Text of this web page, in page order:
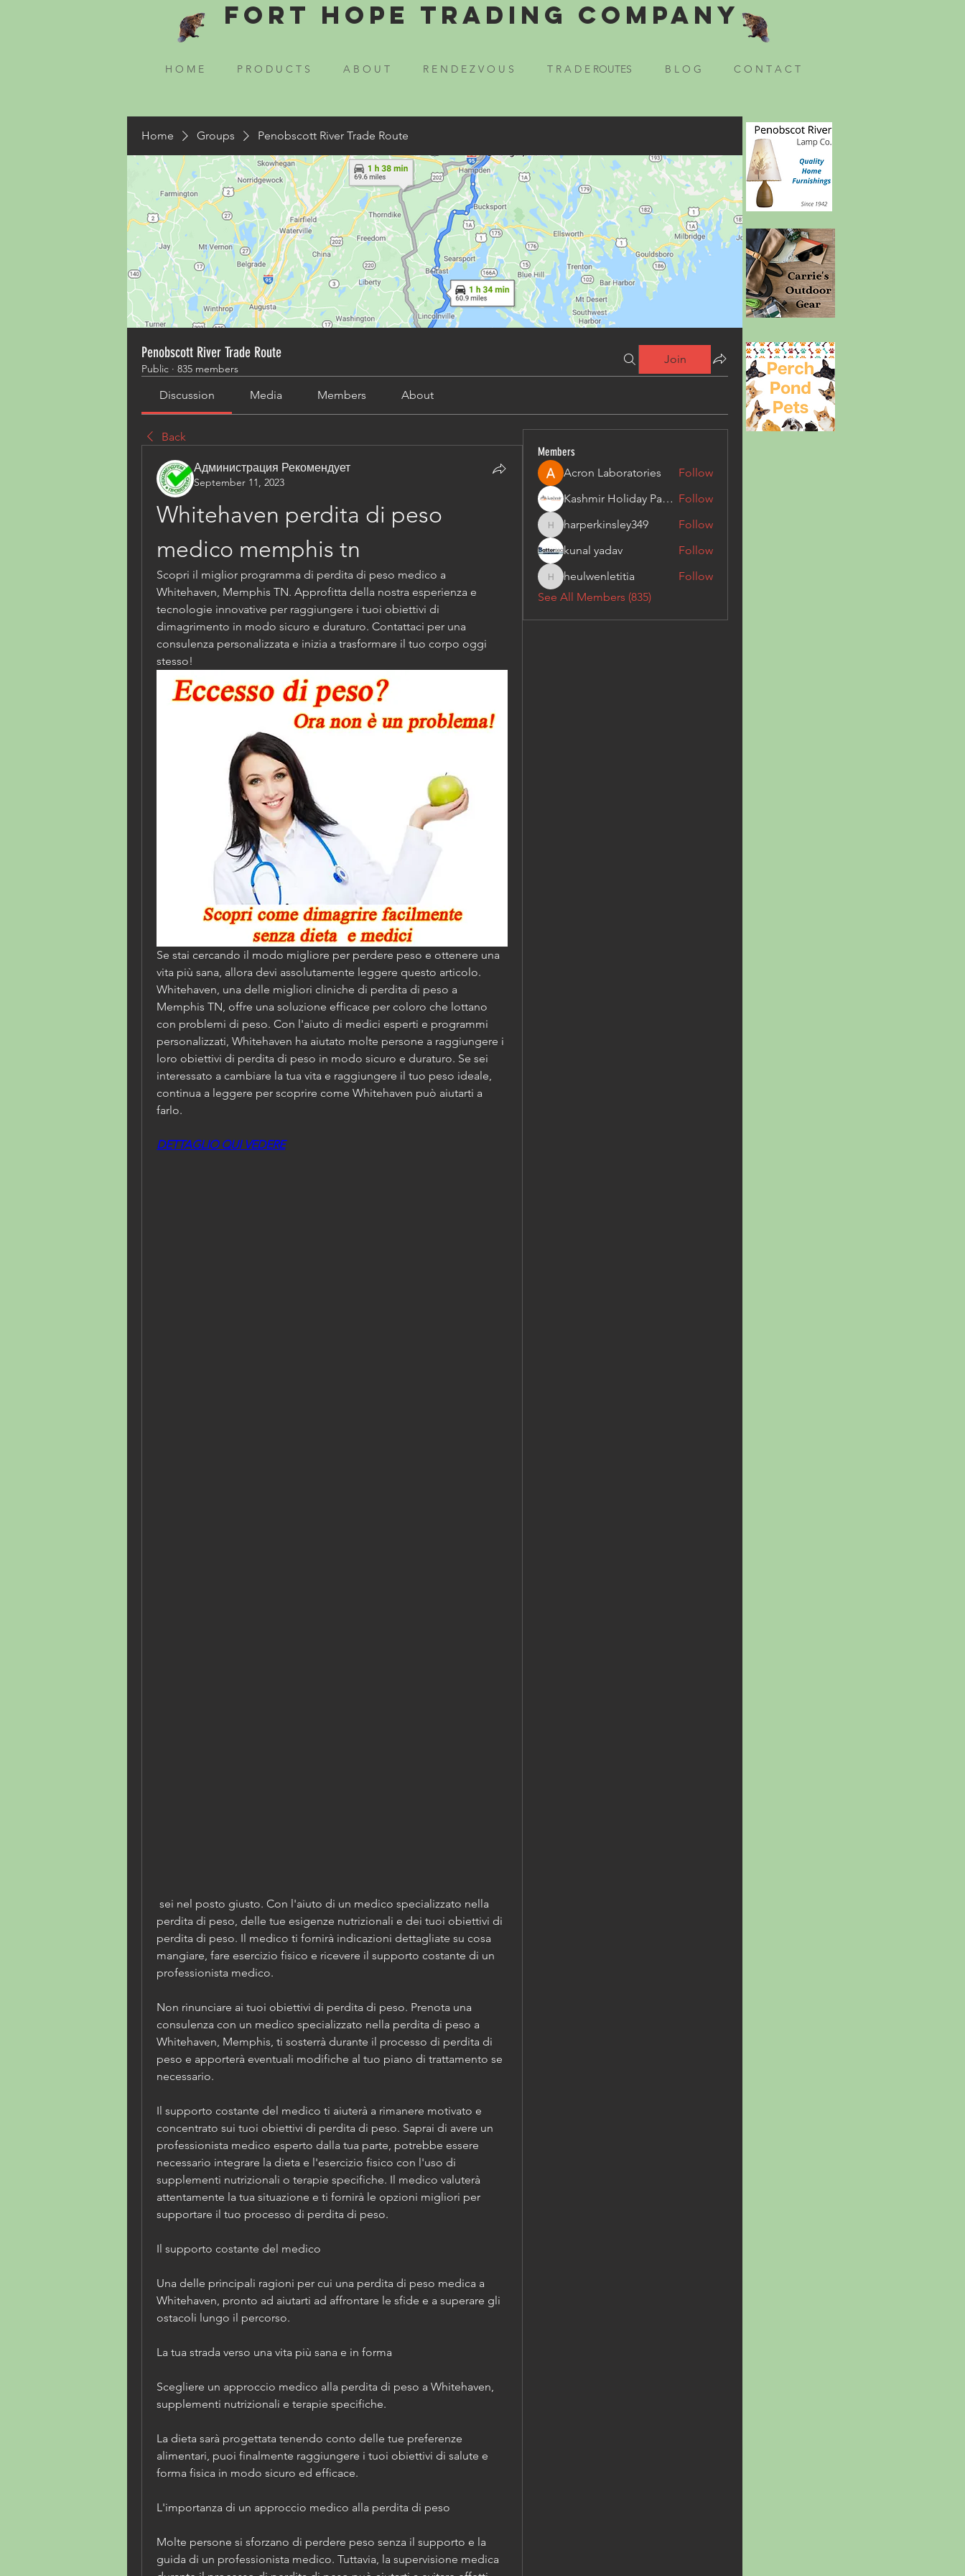
Fort Hope Trading Company
H O M E P R O D U C T S A B O U T R E N D E Z V O U S T R A D E ROUTES B L O G C O N T A C T
Home Groups Penobscott River Trade Route
Penobscott River Trade Route
Public · 835 members
Join
Discussion Media Members About
Back
Администрация Рекомендует
September 11, 2023
Whitehaven perdita di peso
medico memphis tn
Scopri il miglior programma di perdita di peso medico a
Whitehaven, Memphis TN. Approfitta della nostra esperienza e
tecnologie innovative per raggiungere i tuoi obiettivi di
dimagrimento in modo sicuro e duraturo. Contattaci per una
consulenza personalizzata e inizia a trasformare il tuo corpo oggi
stesso!
Se stai cercando il modo migliore per perdere peso e ottenere una
vita più sana, allora devi assolutamente leggere questo articolo.
Whitehaven, una delle migliori cliniche di perdita di peso a
Memphis TN, offre una soluzione efficace per coloro che lottano
con problemi di peso. Con l'aiuto di medici esperti e programmi
personalizzati, Whitehaven ha aiutato molte persone a raggiungere i
loro obiettivi di perdita di peso in modo sicuro e duraturo. Se sei
interessato a cambiare la tua vita e raggiungere il tuo peso ideale,
continua a leggere per scoprire come Whitehaven può aiutarti a
farlo.
DETTAGLIO QUI VEDERE
perdita di peso, delle tue esigenze nutrizionali e dei tuoi obiettivi di
perdita di peso. Il medico ti fornirà indicazioni dettagliate su cosa
mangiare, fare esercizio fisico e ricevere il supporto costante di un
professionista medico.
Non rinunciare ai tuoi obiettivi di perdita di peso. Prenota una
consulenza con un medico specializzato nella perdita di peso a
Whitehaven, Memphis, ti sosterrà durante il processo di perdita di
peso e apporterà eventuali modifiche al tuo piano di trattamento se
necessario.
Il supporto costante del medico ti aiuterà a rimanere motivato e
concentrato sui tuoi obiettivi di perdita di peso. Saprai di avere un
professionista medico esperto dalla tua parte, potrebbe essere
necessario integrare la dieta e l'esercizio fisico con l'uso di
supplementi nutrizionali o terapie specifiche. Il medico valuterà
attentamente la tua situazione e ti fornirà le opzioni migliori per
supportare il tuo processo di perdita di peso.
Il supporto costante del medico
Una delle principali ragioni per cui una perdita di peso medica a
Whitehaven, pronto ad aiutarti ad affrontare le sfide e a superare gli
ostacoli lungo il percorso.
La tua strada verso una vita più sana e in forma
Scegliere un approccio medico alla perdita di peso a Whitehaven,
supplementi nutrizionali e terapie specifiche.
La dieta sarà progettata tenendo conto delle tue preferenze
alimentari, puoi finalmente raggiungere i tuoi obiettivi di salute e
forma fisica in modo sicuro ed efficace.
L'importanza di un approccio medico alla perdita di peso
Molte persone si sforzano di perdere peso senza il supporto e la
guida di un professionista medico. Tuttavia, la supervisione medica
Members
Acron Laboratories
Follow
Kashmir Holiday Package Follow
harperkinsley349
harperkinsley349
Follow
kunal yadav
Follow
heulwenletitia
heulwenletitia
Follow
See All Members (835)